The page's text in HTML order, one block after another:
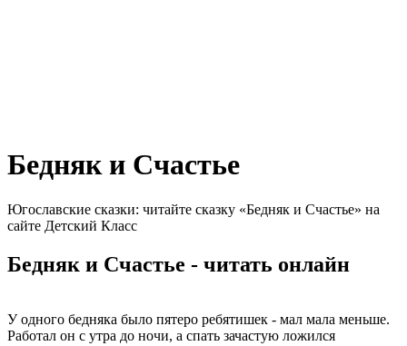
Бедняк и Счастье
Югославские сказки: читайте сказку «Бедняк и Счастье» на
сайте Детский Класс
Бедняк и Счастье - читать онлайн
У одного бедняка было пятеро ребятишек - мал мала меньше.
Работал он с утра до ночи, а спать зачастую ложился